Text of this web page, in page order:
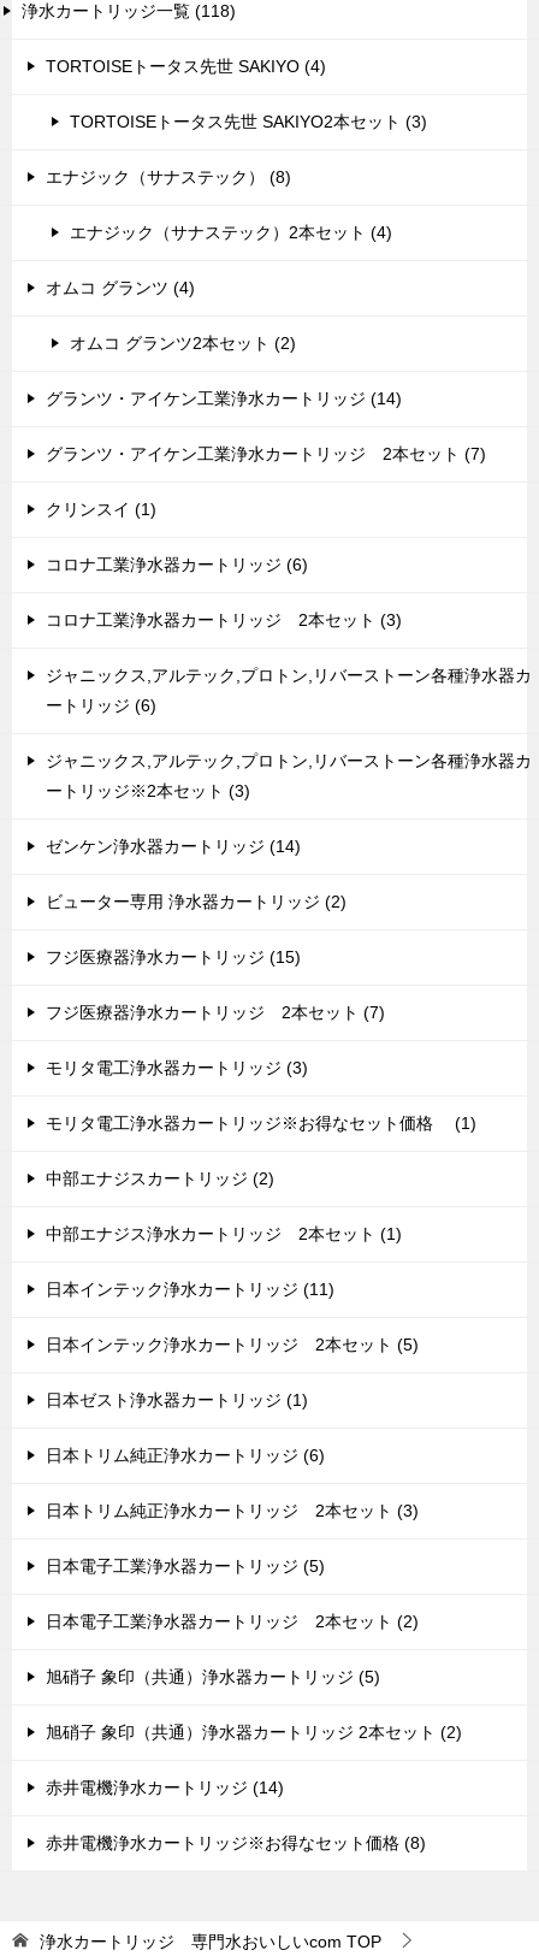
浄水カートリッジ一覧 (118)
TORTOISEトータス先世 SAKIYO (4)
TORTOISEトータス先世 SAKIYO2本セット (3)
エナジック（サナステック） (8)
エナジック（サナステック）2本セット (4)
オムコ グランツ (4)
オムコ グランツ2本セット (2)
グランツ・アイケン工業浄水カートリッジ (14)
グランツ・アイケン工業浄水カートリッジ 2本セット (7)
クリンスイ (1)
コロナ工業浄水器カートリッジ (6)
コロナ工業浄水器カートリッジ 2本セット (3)
ジャニックス,アルテック,プロトン,リバーストーン各種浄水器カ
ートリッジ (6)
ジャニックス,アルテック,プロトン,リバーストーン各種浄水器カ
ートリッジ※2本セット (3)
ゼンケン浄水器カートリッジ (14)
ビューター専用 浄水器カートリッジ (2)
フジ医療器浄水カートリッジ (15)
フジ医療器浄水カートリッジ 2本セット (7)
モリタ電工浄水器カートリッジ (3)
モリタ電工浄水器カートリッジ※お得なセット価格 (1)
中部エナジスカートリッジ (2)
中部エナジス浄水カートリッジ 2本セット (1)
日本インテック浄水カートリッジ (11)
日本インテック浄水カートリッジ 2本セット (5)
日本ゼスト浄水器カートリッジ (1)
日本トリム純正浄水カートリッジ (6)
日本トリム純正浄水カートリッジ 2本セット (3)
日本電子工業浄水器カートリッジ (5)
日本電子工業浄水器カートリッジ 2本セット (2)
旭硝子 象印（共通）浄水器カートリッジ (5)
旭硝子 象印（共通）浄水器カートリッジ 2本セット (2)
赤井電機浄水カートリッジ (14)
赤井電機浄水カートリッジ※お得なセット価格 (8)
浄水カートリッジ 専門水おいしいcom TOP